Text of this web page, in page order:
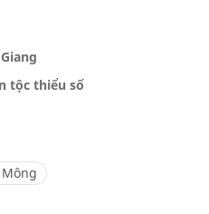
tộc thiểu số